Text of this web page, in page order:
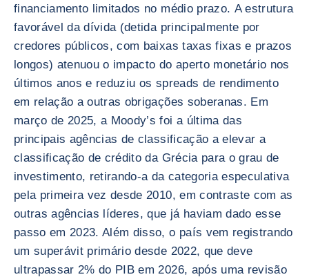
financiamento limitados no médio prazo. A estrutura
favorável da dívida (detida principalmente por
credores públicos, com baixas taxas fixas e prazos
longos) atenuou o impacto do aperto monetário nos
últimos anos e reduziu os spreads de rendimento
em relação a outras obrigações soberanas. Em
março de 2025, a Moody’s foi a última das
principais agências de classificação a elevar a
classificação de crédito da Grécia para o grau de
investimento, retirando-a da categoria especulativa
pela primeira vez desde 2010, em contraste com as
outras agências líderes, que já haviam dado esse
passo em 2023. Além disso, o país vem registrando
um superávit primário desde 2022, que deve
ultrapassar 2% do PIB em 2026, após uma revisão